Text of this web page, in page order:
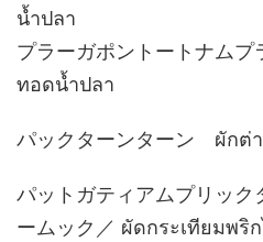
น้ำปลา
プラーガポントートナム
ทอดน้ำปลา
パックターンターン ผักต่
パットガティアムプリック
ームック／ ผัดกระเทียมพ